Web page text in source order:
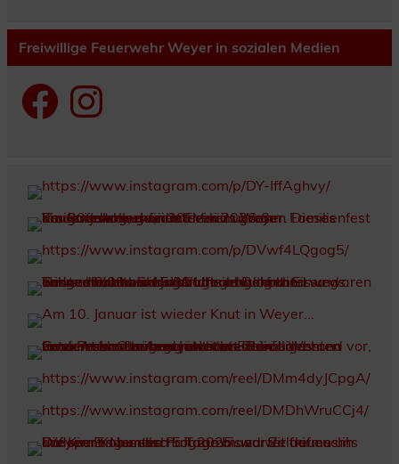
Freiwillige Feuerwehr Weyer in sozialen Medien
FacebookInstagram